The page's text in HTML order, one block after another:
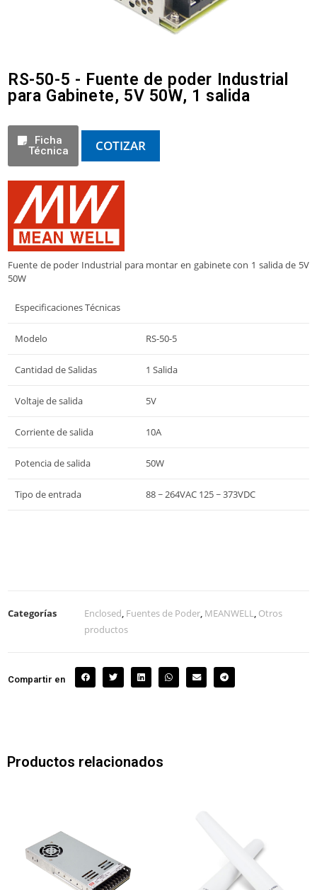
RS-50-5 - Fuente de poder Industrial
para Gabinete, 5V 50W, 1 salida
Ficha
Técnica
COTIZAR
Fuente de poder Industrial para montar en gabinete con 1 salida de 5V
50W
Especificaciones Técnicas
Modelo RS-50-5
Cantidad de Salidas 1 Salida
Voltaje de salida 5V
Corriente de salida 10A
Potencia de salida 50W
Tipo de entrada 88 ~ 264VAC 125 ~ 373VDC
Categorías Enclosed, Fuentes de Poder, MEANWELL, Otros
productos
Compartir en
Productos relacionados